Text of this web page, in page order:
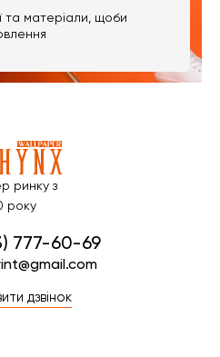
та матеріали, щоби
ринку з
року
777-60-69
дзвінок